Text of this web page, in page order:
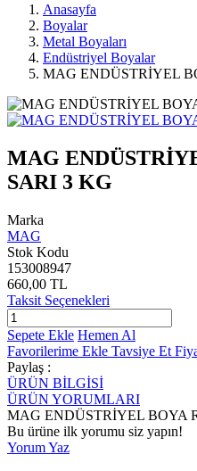
Anasayfa
Boyalar
Metal Boyaları
Endüstriyel Boyalar
MAG ENDÜSTRİYEL
MAG
SARI 3 KG
Marka
MAG
Stok Kodu
153008947
660,00 TL
Taksit Seçenekleri
Sepete Ekle Hemen Al
Favorilerime Ekle Tavsiye Et
Paylaş :
ÜRÜN BİLGİSİ
ÜRÜN YORUMLARI
MAG ENDÜSTRİYEL BOYA
Bu ürüne ilk yorumu siz yapın!
Yorum Yaz